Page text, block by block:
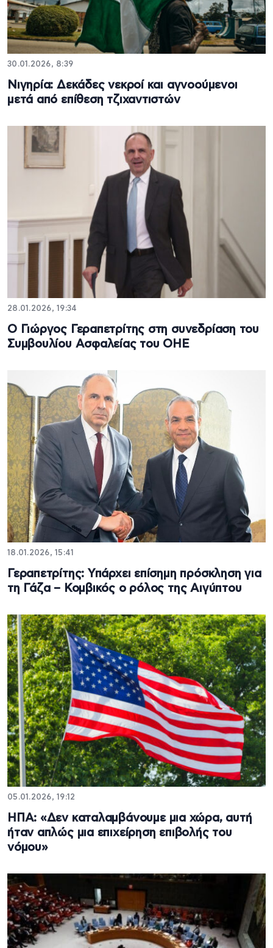
30.01.2026, 8:39
Νιγηρία: Δεκάδες νεκροί και αγνοούμενοι
μετά από επίθεση τζιχαντιστών
28.01.2026, 19:34
Ο Γιώργος Γεραπετρίτης στη συνεδρίαση του
Συμβουλίου Ασφαλείας του ΟΗΕ
18.01.2026, 15:41
Γεραπετρίτης: Υπάρχει επίσημη πρόσκληση για
τη Γάζα – Κομβικός ο ρόλος της Αιγύπτου
05.01.2026, 19:12
ΗΠΑ: «Δεν καταλαμβάνουμε μια χώρα, αυτή
ήταν απλώς μια επιχείρηση επιβολής του
νόμου»